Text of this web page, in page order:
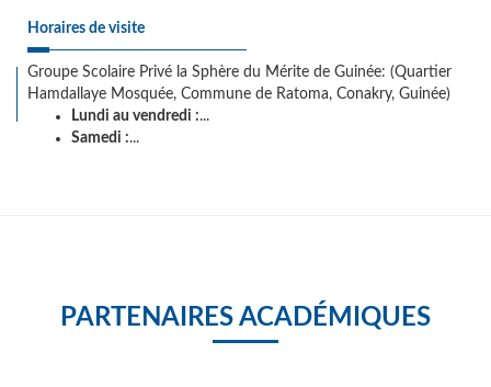
Horaires de visite
Groupe Scolaire Privé la Sphère du Mérite de Guinée: (Quartier
Hamdallaye Mosquée, Commune de Ratoma, Conakry, Guinée)
Lundi au vendredi :...
Samedi :...
PARTENAIRES ACADÉMIQUES